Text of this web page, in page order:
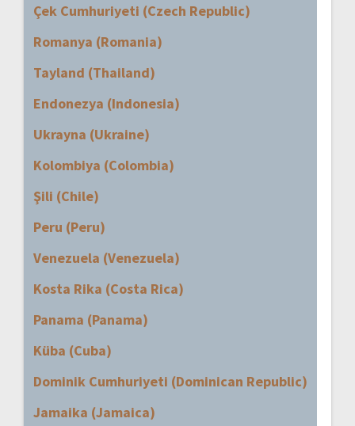
Çek Cumhuriyeti (Czech Republic)
Romanya (Romania)
Tayland (Thailand)
Endonezya (Indonesia)
Ukrayna (Ukraine)
Kolombiya (Colombia)
Şili (Chile)
Peru (Peru)
Venezuela (Venezuela)
Kosta Rika (Costa Rica)
Panama (Panama)
Küba (Cuba)
Dominik Cumhuriyeti (Dominican Republic)
Jamaika (Jamaica)